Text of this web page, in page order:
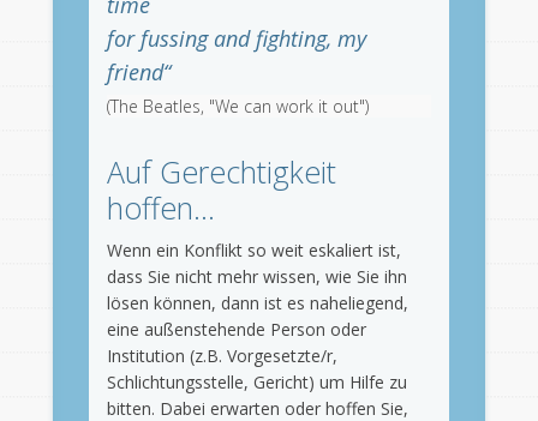
for fussing and fighting, my
friend“
(The Beatles, "We can work it out")
Auf Gerechtigkeit
hoffen…
Wenn ein Konflikt so weit eskaliert ist,
dass Sie nicht mehr wissen, wie Sie ihn
lösen können, dann ist es naheliegend,
eine außenstehende Person oder
Institution (z.B. Vorgesetzte/r,
Schlichtungsstelle, Gericht) um Hilfe zu
bitten. Dabei erwarten oder hoffen Sie,